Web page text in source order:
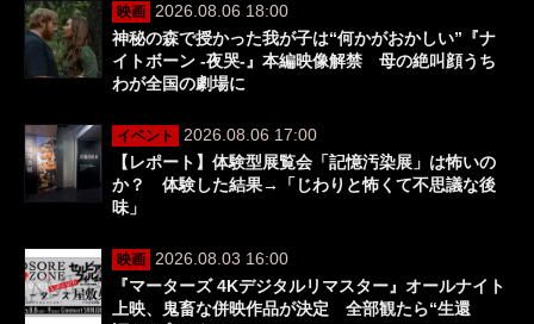
映画 2026.08.06 18:00
神秘の森で授かった我が子は“何かがおかしい”『ナ
イトボーン -夜哭-』本編映像解禁 母の絶叫顔うち
わが全国の劇場に
イベント
2026.08.06 17:00
【レポート】体験型展覧会「記憶汚染展」は怖いの
か？ 体験した結果→「じわりと怖くて不思議な後
味」
映画 2026.08.03 16:00
『マーターズ 4Kデジタルリマスター』オールナイト
上映、鬼畜な併映作品が決定 全部観たら“生還